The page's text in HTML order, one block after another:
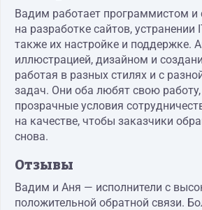
Вадим работает программистом и
на разработке сайтов, устранении
также их настройке и поддержке.
иллюстрацией, дизайном и
работая в разных стилях и с
задач. Они оба любят свою
прозрачные условия
на качестве, чтобы заказчики
снова.
Отзывы
Вадим и Аня — исполнители с
положительной обратной связи.